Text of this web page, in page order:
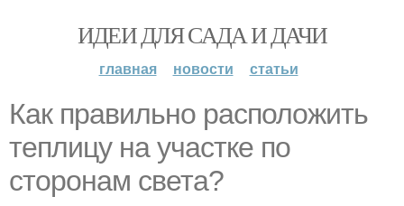
ИДЕИ ДЛЯ САДА И ДАЧИ
главная новости статьи
Как правильно расположить
теплицу на участке по
сторонам света?